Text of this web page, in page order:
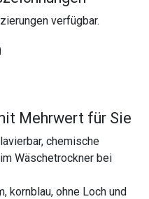
verfügbar.
Mehrwert für Sie
chemische
Wäschetrockner bei
kornblau, ohne Loch und